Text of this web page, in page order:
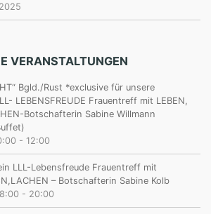
VERANSTALTUNGEN
Bgld./Rust *exclusive für unsere
LEBENSFREUDE Frauentreff mit LEBEN,
Botschafterin Sabine Willmann
- 12:00
LLL-Lebensfreude Frauentreff mit
– Botschafterin Sabine Kolb
- 20:00